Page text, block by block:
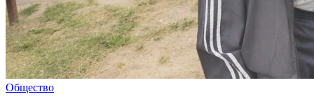
Общество